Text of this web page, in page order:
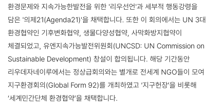
환경문제와 지속가능한발전을 위한 '리우선언'과 세부적 행동강령을
담은 '의제21(Agenda21)'을 채택합니다. 또한 이 회의에서는 UN 3대
환경협약인 기후변화협약, 생물다양성협약, 사막화방지협약이
체결되었고, 유엔지속가능발전위원회(UNCSD: UN Commission on
Sustainable Development) 창설이 합의됩니다. 해당 기간동안
리우데자네이루에서는 정상급회의와는 별개로 전세계 NGO들이 모여
지구환경회의(Global Form 92)를 개최하였고 ‘지구헌장’을 비롯해
‘세계민간단체 환경협약’을 채택합니다.